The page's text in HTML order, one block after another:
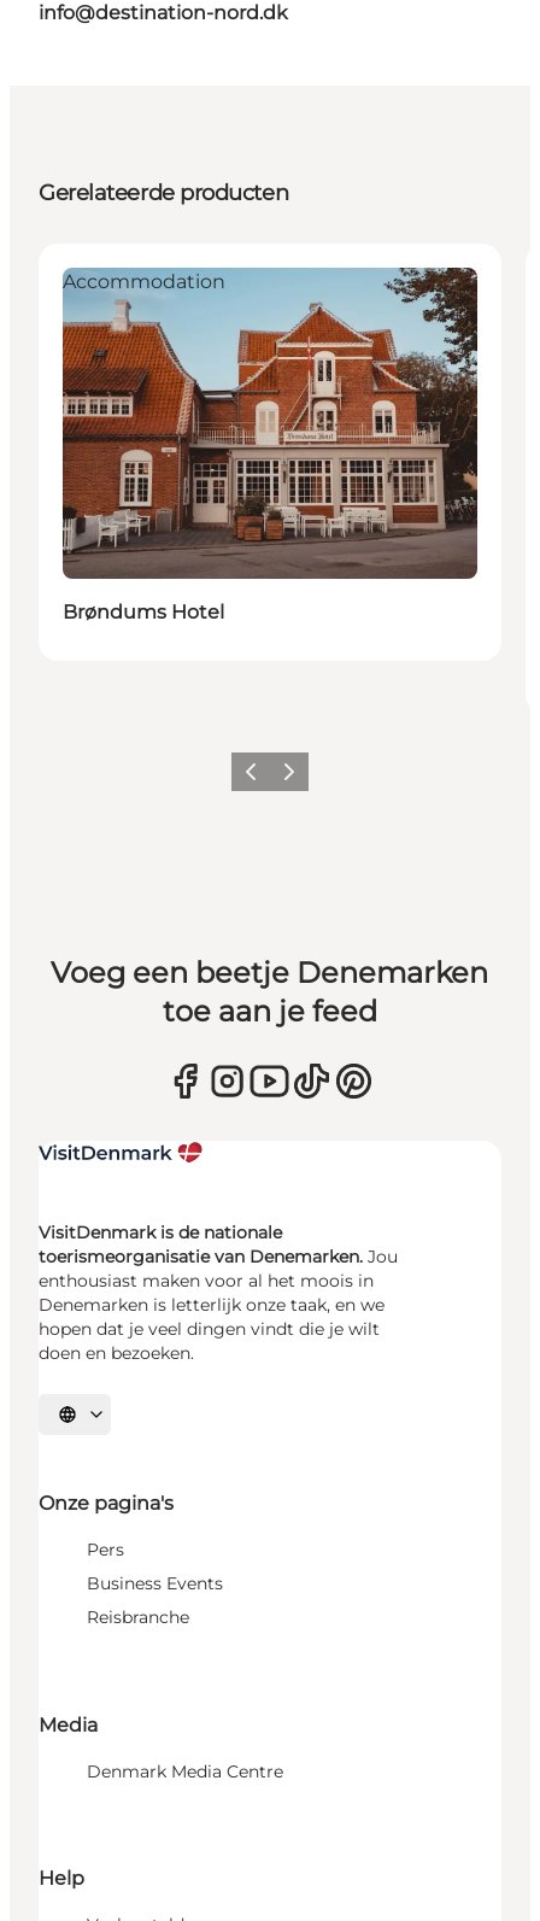
info@destination-nord.dk
Gerelateerde producten
Accommodation
Brøndums Hotel
Vorige Volgende
Voeg een beetje Denemarken
toe aan je feed
VisitDenmark is de nationale
toerismeorganisatie van Denemarken. Jou
enthousiast maken voor al het moois in
Denemarken is letterlijk onze taak, en we
hopen dat je veel dingen vindt die je wilt
doen en bezoeken.
Selecteer taal
Onze pagina's
Pers
Business Events
Reisbranche
Media
Denmark Media Centre
Help